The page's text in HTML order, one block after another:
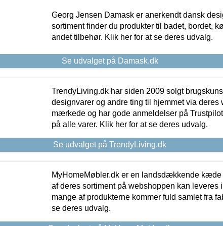
Georg Jensen Damask er anerkendt dansk
sortiment finder du produkter til badet, bordet,
andet tilbehør. Klik her for at se deres udvalg.
Se udvalget på Damask.dk
TrendyLiving.dk har siden 2009 solgt
designvarer og andre ting til hjemmet via deres
mærkede og har gode anmeldelser på
på alle varer. Klik her for at se deres udvalg.
Se udvalget på TrendyLiving.dk
MyHomeMøbler.dk er en landsdækkende kæde
af deres sortiment på webshoppen kan leveres
mange af produkterne kommer fuld samlet fra
se deres udvalg.